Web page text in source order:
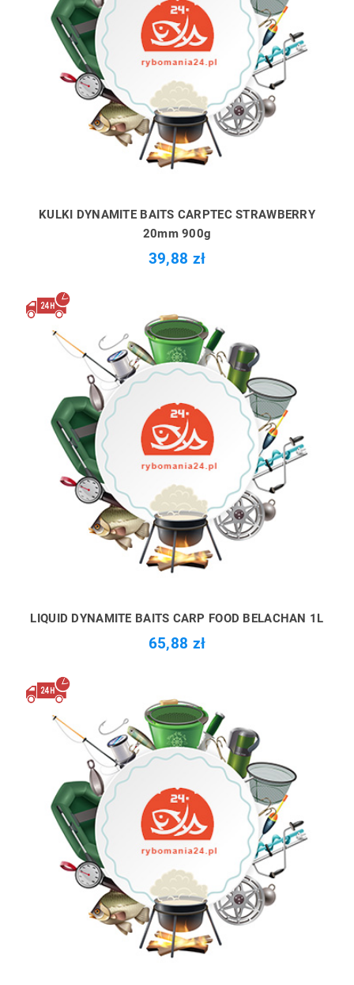
KULKI DYNAMITE BAITS CARPTEC STRAWBERRY
20mm 900g
39,88 zł
LIQUID DYNAMITE BAITS CARP FOOD BELACHAN 1L
65,88 zł